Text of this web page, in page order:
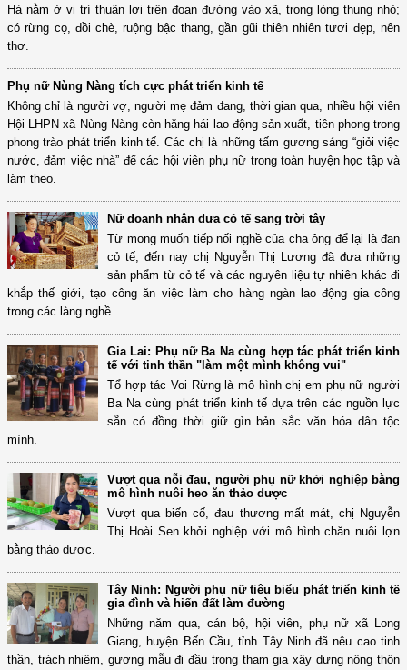
Hà nằm ở vị trí thuận lợi trên đoạn đường vào xã, trong lòng thung nhỏ;
có rừng cọ, đồi chè, ruộng bậc thang, gần gũi thiên nhiên tươi đẹp, nên
thơ.
Phụ nữ Nùng Nàng tích cực phát triển kinh tế
Không chỉ là người vợ, người mẹ đảm đang, thời gian qua, nhiều hội viên
Hội LHPN xã Nùng Nàng còn hăng hái lao động sản xuất, tiên phong trong
phong trào phát triển kinh tế. Các chị là những tấm gương sáng “giỏi việc
nước, đảm việc nhà” để các hội viên phụ nữ trong toàn huyện học tập và
làm theo.
Nữ doanh nhân đưa cỏ tế sang trời tây
Từ mong muốn tiếp nối nghề của cha ông để lại là đan
cỏ tế, đến nay chị Nguyễn Thị Lương đã đưa những
sản phẩm từ cỏ tế và các nguyên liệu tự nhiên khác đi
khắp thế giới, tạo công ăn việc làm cho hàng ngàn lao động gia công
trong các làng nghề.
Gia Lai: Phụ nữ Ba Na cùng hợp tác phát triển kinh
tế với tinh thần "làm một mình không vui"
Tổ hợp tác Voi Rừng là mô hình chị em phụ nữ người
Ba Na cùng phát triển kinh tế dựa trên các nguồn lực
sẵn có đồng thời giữ gìn bản sắc văn hóa dân tộc
mình.
Vượt qua nỗi đau, người phụ nữ khởi nghiệp bằng
mô hình nuôi heo ăn thảo dược
Vượt qua biến cố, đau thương mất mát, chị Nguyễn
Thị Hoài Sen khởi nghiệp với mô hình chăn nuôi lợn
bằng thảo dược.
Tây Ninh: Người phụ nữ tiêu biểu phát triển kinh tế
gia đình và hiến đất làm đường
Những năm qua, cán bộ, hội viên, phụ nữ xã Long
Giang, huyện Bến Cầu, tỉnh Tây Ninh đã nêu cao tinh
thần, trách nhiệm, gương mẫu đi đầu trong tham gia xây dựng nông thôn